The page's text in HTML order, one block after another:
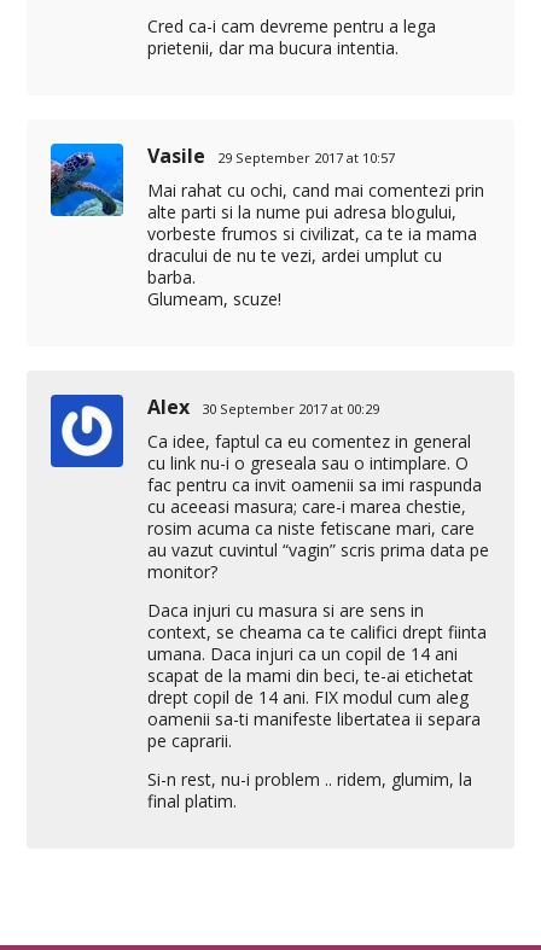
Cred ca-i cam devreme pentru a lega
prietenii, dar ma bucura intentia.
Vasile 29 September 2017 at 10:57
Mai rahat cu ochi, cand mai comentezi prin
alte parti si la nume pui adresa blogului,
vorbeste frumos si civilizat, ca te ia mama
dracului de nu te vezi, ardei umplut cu
barba.
Glumeam, scuze!
Alex 30 September 2017 at 00:29
Ca idee, faptul ca eu comentez in general
cu link nu-i o greseala sau o intimplare. O
fac pentru ca invit oamenii sa imi raspunda
cu aceeasi masura; care-i marea chestie,
rosim acuma ca niste fetiscane mari, care
au vazut cuvintul “vagin” scris prima data pe
monitor?
Daca injuri cu masura si are sens in
context, se cheama ca te califici drept fiinta
umana. Daca injuri ca un copil de 14 ani
scapat de la mami din beci, te-ai etichetat
drept copil de 14 ani. FIX modul cum aleg
oamenii sa-ti manifeste libertatea ii separa
pe caprarii.
Si-n rest, nu-i problem .. ridem, glumim, la
final platim.